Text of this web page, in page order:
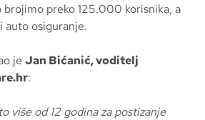
brojimo preko 125.000 korisnika, a
auto osiguranje.
je Jan Bićanić, voditelj
:
više od 12 godina za postizanje